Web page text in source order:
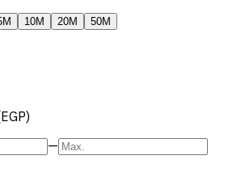
10M 20M
50M
—